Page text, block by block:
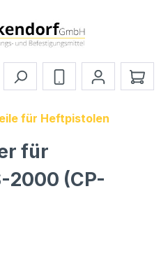
für Heftpistolen
für
2000 (CP-